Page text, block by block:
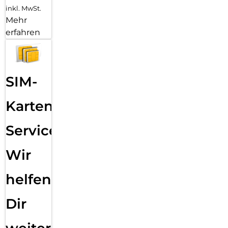
inkl. MwSt.
Mehr
erfahren
SIM-
Karten
Service:
Wir
helfen
Dir